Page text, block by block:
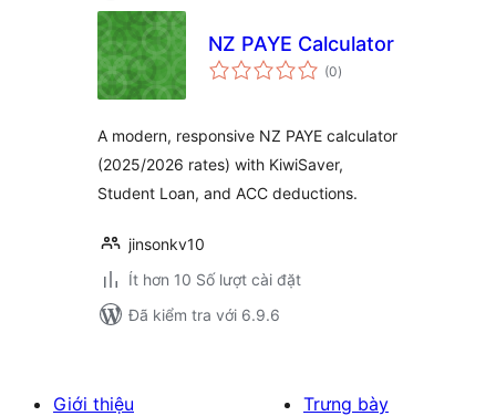
NZ PAYE Calculator
(0tổng
đánh
)
A modern, responsive NZ PAYE calculator
(2025/2026 rates) with KiwiSaver,
Student Loan, and ACC deductions.
jinsonkv10
Ít hơn 10 Số lượt cài đặt
Đã kiểm tra với 6.9.6
Giới thiệu
Trưng bày